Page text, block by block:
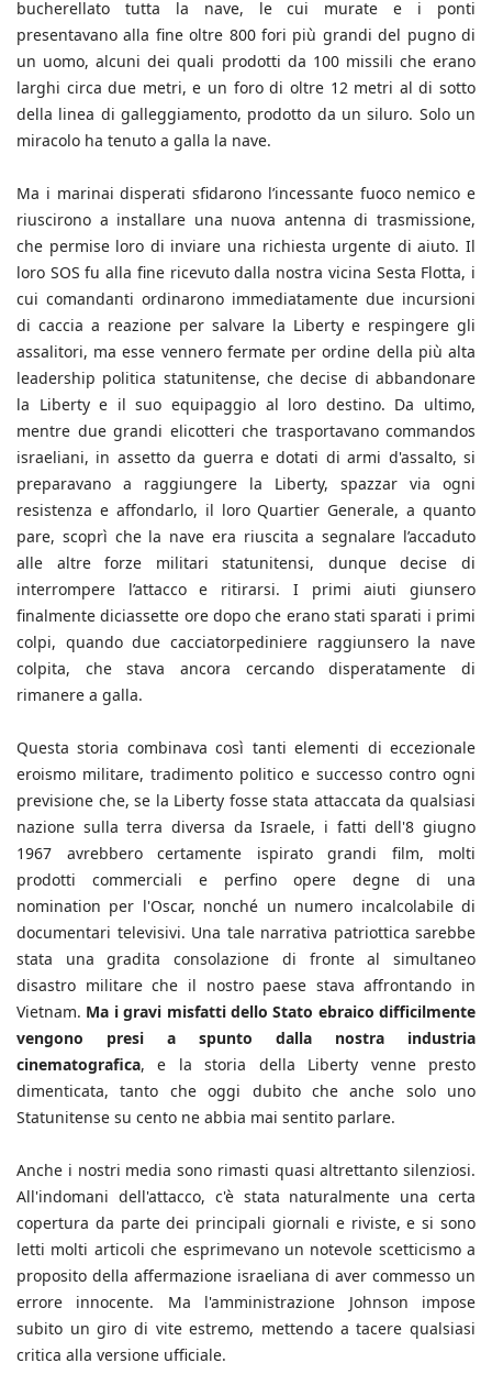
bucherellato tutta la nave, le cui murate e i ponti
presentavano alla fine oltre 800 fori più grandi del pugno di
un uomo, alcuni dei quali prodotti da 100 missili che erano
larghi circa due metri, e un foro di oltre 12 metri al di sotto
della linea di galleggiamento, prodotto da un siluro. Solo un
miracolo ha tenuto a galla la nave.
Ma i marinai disperati sfidarono l’incessante fuoco nemico e
riuscirono a installare una nuova antenna di trasmissione,
che permise loro di inviare una richiesta urgente di aiuto. Il
loro SOS fu alla fine ricevuto dalla nostra vicina Sesta Flotta, i
cui comandanti ordinarono immediatamente due incursioni
di caccia a reazione per salvare la Liberty e respingere gli
assalitori, ma esse vennero fermate per ordine della più alta
leadership politica statunitense, che decise di abbandonare
la Liberty e il suo equipaggio al loro destino. Da ultimo,
mentre due grandi elicotteri che trasportavano commandos
israeliani, in assetto da guerra e dotati di armi d'assalto, si
preparavano a raggiungere la Liberty, spazzar via ogni
resistenza e affondarlo, il loro Quartier Generale, a quanto
pare, scoprì che la nave era riuscita a segnalare l’accaduto
alle altre forze militari statunitensi, dunque decise di
interrompere l’attacco e ritirarsi. I primi aiuti giunsero
finalmente diciassette ore dopo che erano stati sparati i primi
colpi, quando due cacciatorpediniere raggiunsero la nave
colpita, che stava ancora cercando disperatamente di
rimanere a galla.
Questa storia combinava così tanti elementi di eccezionale
eroismo militare, tradimento politico e successo contro ogni
previsione che, se la Liberty fosse stata attaccata da qualsiasi
nazione sulla terra diversa da Israele, i fatti dell'8 giugno
1967 avrebbero certamente ispirato grandi film, molti
prodotti commerciali e perfino opere degne di una
nomination per l'Oscar, nonché un numero incalcolabile di
documentari televisivi. Una tale narrativa patriottica sarebbe
stata una gradita consolazione di fronte al simultaneo
disastro militare che il nostro paese stava affrontando in
Vietnam. Ma i gravi misfatti dello Stato ebraico difficilmente
vengono presi a spunto dalla nostra industria
cinematografica, e la storia della Liberty venne presto
dimenticata, tanto che oggi dubito che anche solo uno
Statunitense su cento ne abbia mai sentito parlare.
Anche i nostri media sono rimasti quasi altrettanto silenziosi.
All'indomani dell'attacco, c'è stata naturalmente una certa
copertura da parte dei principali giornali e riviste, e si sono
letti molti articoli che esprimevano un notevole scetticismo a
proposito della affermazione israeliana di aver commesso un
errore innocente. Ma l'amministrazione Johnson impose
subito un giro di vite estremo, mettendo a tacere qualsiasi
critica alla versione ufficiale.